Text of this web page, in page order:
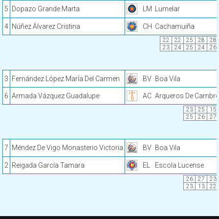
5 Dopazo Grande Marta LM Lumelar
4 Núñez Álvarez Cristina CH Cachamuiña
22 22 25 28
28
23
24 25 24 26
3 Fernández López María Del Carmen BV Boa Vila
6 Armada Vázquez Guadalupe AC Arqueros De Cambre
23 25
15
25
26 27
7 Méndez De Vigo Monasterio Victoria BV Boa Vila
2 Reigada García Tamara EL Escola Lucense
26 27
23
23
13 22